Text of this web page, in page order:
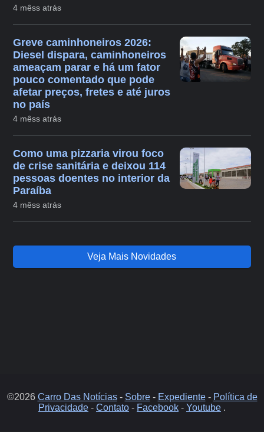
4 mêss atrás
Greve caminhoneiros 2026:
Diesel dispara, caminhoneiros
ameaçam parar e há um fator
pouco comentado que pode
afetar preços, fretes e até juros
no país
4 mêss atrás
Como uma pizzaria virou foco
de crise sanitária e deixou 114
pessoas doentes no interior da
Paraíba
4 mêss atrás
Veja Mais Novidades
©2026 Carro Das Notícias- Sobre- Expediente- Política de
Privacidade - Contato - Facebook - Youtube .